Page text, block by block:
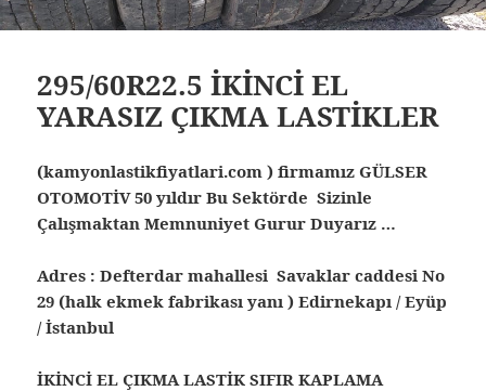
295/60R22.5 İKİNCİ EL
YARASIZ ÇIKMA LASTİKLER
(kamyonlastikfiyatlari.com ) firmamız GÜLSER
OTOMOTİV 50 yıldır Bu Sektörde Sizinle
Çalışmaktan Memnuniyet Gurur Duyarız …
Adres : Defterdar mahallesi Savaklar caddesi No
29 (halk ekmek fabrikası yanı ) Edirnekapı / Eyüp
/ İstanbul
İKİNCİ EL ÇIKMA LASTİK SIFIR KAPLAMA